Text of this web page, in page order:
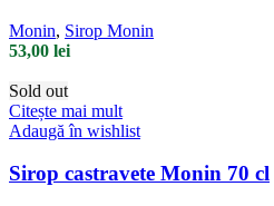
Monin, Sirop Monin
53,00 lei
Sold out
Citește mai mult
Adaugă în wishlist
Sirop castravete Monin 70 cl